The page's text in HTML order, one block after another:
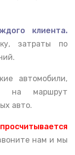
клиента.
затраты по
автомобили,
на маршрут
авто.
нам и мы